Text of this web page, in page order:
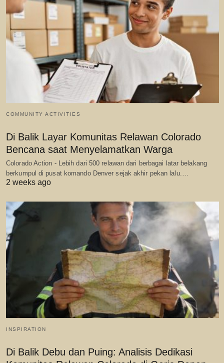
COMMUNITY ACTIVITIES
Di Balik Layar Komunitas Relawan Colorado
Bencana saat Menyelamatkan Warga
Colorado Action - Lebih dari 500 relawan dari berbagai latar belakang
berkumpul di pusat komando Denver sejak akhir pekan lalu.…
2 weeks ago
INSPIRATION
Di Balik Debu dan Puing: Analisis Dedikasi